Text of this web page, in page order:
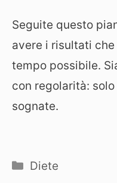
Seguite questo
avere i risultati
tempo possibile.
con regolarità:
sognate.
Categorie
Diete